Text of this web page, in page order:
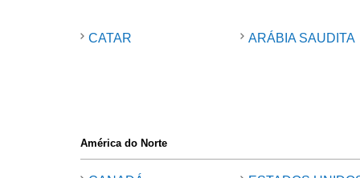
CATAR ARÁBIA SAUDITA
América do Norte